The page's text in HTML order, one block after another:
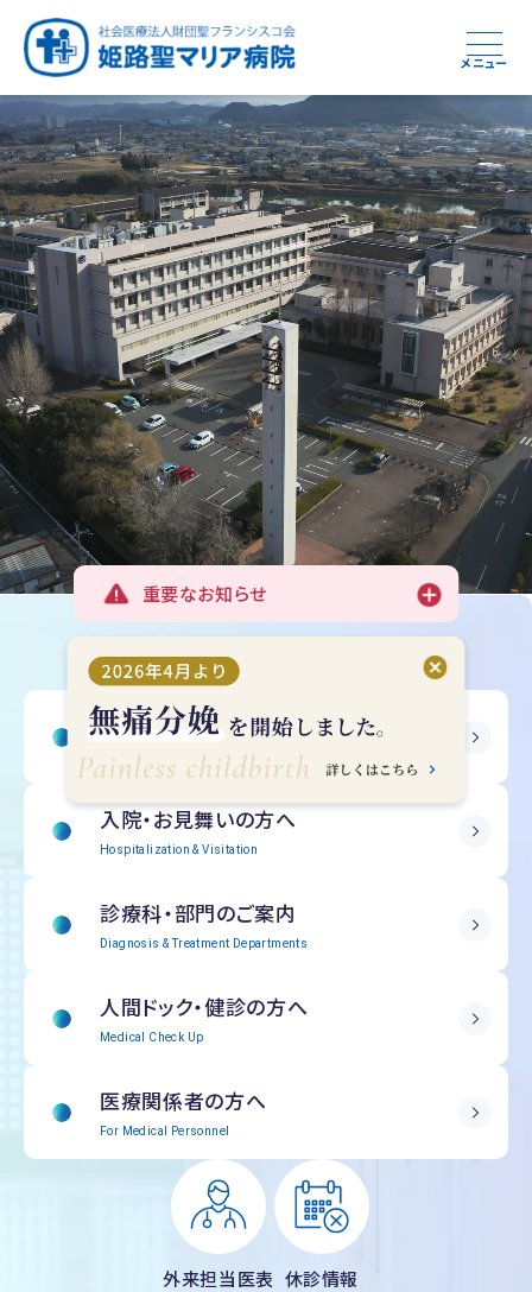
メニュー
健康と安心をあなたに
つなぎ続ける地域医療
周産期から終末期まで
地域を支える医療
急性期から回復期へと
つなぐ医療
学び・育てる医療
重要なお知らせ
受診される方へ
Outpatient Information
入院・お見舞いの方へ
Hospitalization & Visitation
診療科・部門のご案内
Diagnosis & Treatment Departments
人間ドック・健診の方へ
Medical Check Up
医療関係者の方へ
For Medical Personnel
外来担当医表 休診情報